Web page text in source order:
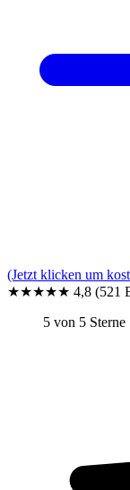
(Jetzt klicken um
★★★★★ 4,8 (521
5 von 5 Sterne